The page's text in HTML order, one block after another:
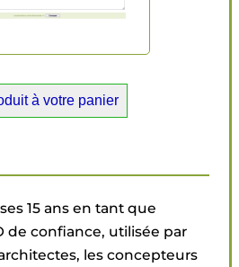
15 ans en tant que
de confiance, utilisée par
les concepteurs